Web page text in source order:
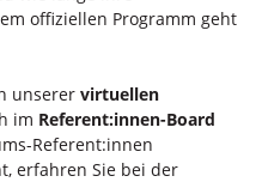
offiziellen Programm geht
unserer virtuellen
im Referent:innen-Board
Referent:innen
erfahren Sie bei der